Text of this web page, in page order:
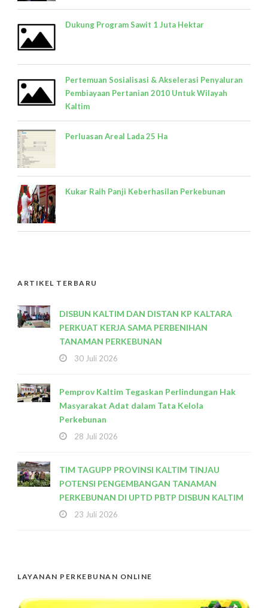
Dukung Program Sawit 1 Juta Hektar
Pertemuan Sosialisasi & Akselerasi Penyaluran
Pembiayaan Pertanian 2010 Untuk Wilayah
Kaltim
Perluasan Areal Lada 25 Ha
Kukar Raih Panji Keberhasilan Perkebunan
ARTIKEL TERBARU
DISBUN KALTIM DAN DISTAN KP KALTARA
PERKUAT KERJA SAMA PERBENIHAN
TANAMAN PERKEBUNAN
30 Juli 2026
Pemprov Kaltim Tegaskan Perlindungan Hak
Masyarakat Adat dalam Tata Kelola
Perkebunan
28 Juli 2026
TIM TAGUPP PROVINSI KALTIM TINJAU
POTENSI PENGEMBANGAN TANAMAN
PERKEBUNAN DI UPTD PBTP DISBUN KALTIM
23 Juli 2026
LAYANAN PERKEBUNAN ONLINE